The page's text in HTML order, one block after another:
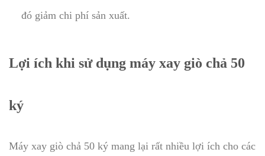
đó giảm chi phí sản xuất.
Lợi ích khi sử dụng máy xay giò chả 50
ký
Máy xay giò chả 50 ký mang lại rất nhiều lợi ích cho các